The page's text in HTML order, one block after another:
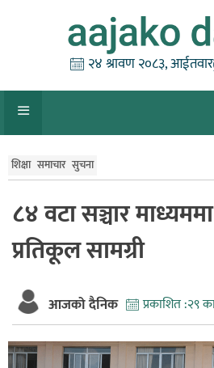
२४ श्रावण २०८३, आईतवार
शिक्षा समाचार सुचना
८४ वटा सञ्चार
प्रतिकूल सामग्री
आजको दैनिक प्रकाशित :२९